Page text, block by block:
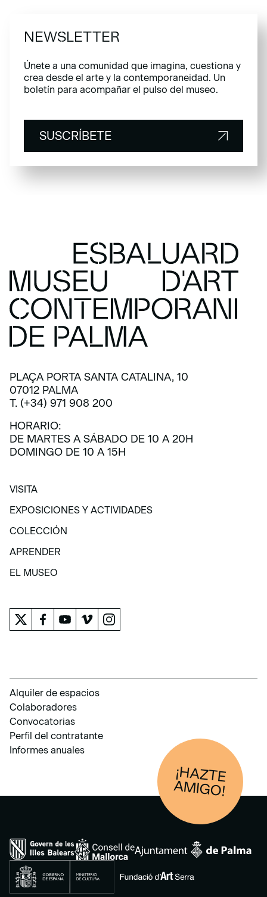
NEWSLETTER
Únete a una comunidad que imagina, cuestiona y
crea desde el arte y la contemporaneidad. Un
boletín para acompañar el pulso del museo.
SUSCRÍBETE
SUSCRÍBETE
PLAÇA PORTA SANTA CATALINA, 10
07012 PALMA
T. (+34) 971 908 200
HORARIO:
DE MARTES A SÁBADO DE 10 A 20H
DOMINGO DE 10 A 15H
VISITA
VISITA
EXPOSICIONES Y ACTIVIDADES
EXPOSICIONES Y ACTIVIDADES
COLECCIÓN
COLECCIÓN
APRENDER
APRENDER
EL MUSEO
Alquiler de espacios
Colaboradores
Convocatorias
Perfil del contratante
Informes anuales
¡HAZTE
AM
IGO!